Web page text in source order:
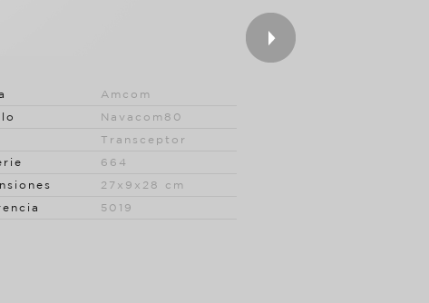
Amcom
Navacom80
Transceptor
664
27x9x28 cm
5019